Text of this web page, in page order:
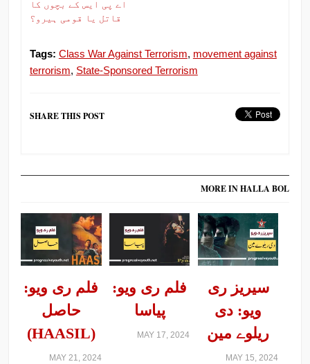
اے پی ایس کے بچوں کا
قاتل یا قومی ہیرو؟
Tags: Class War Against Terrorism, movement against
terrorism, State-Sponsored Terrorism
SHARE THIS POST
MORE IN HALLA BOL
فلم ری ویو:
حاصل
(HAASIL)
MAY 21, 2024
فلم ری ویو:
پیاسا
MAY 17, 2024
سیریز ری
ویو: دی
ریلوے مین
MAY 15, 2024